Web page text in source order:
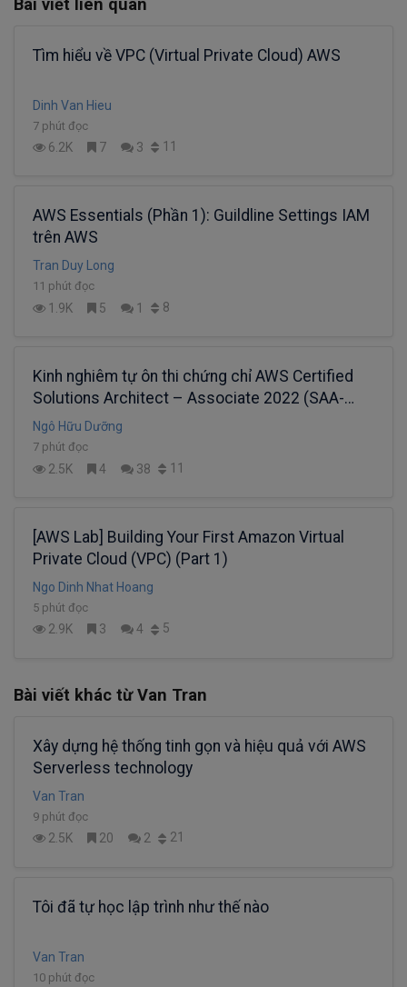
Tìm hiểu về VPC (Virtual Private Cloud) AWS
Dinh Van Hieu
7 phút đọc
6.2K 7 3 11
AWS Essentials (Phần 1): Guildline Settings IAM
trên AWS
Tran Duy Long
11 phút đọc
1.9K 5 1 8
Kinh nghiêm tự ôn thi chứng chỉ AWS Certified
Solutions Architect – Associate 2022 (SAA-
C03)
Ngô Hữu Dưỡng
7 phút đọc
2.5K 4 38 11
[AWS Lab] Building Your First Amazon Virtual
Private Cloud (VPC) (Part 1)
Ngo Dinh Nhat Hoang
5 phút đọc
2.9K 3 4 5
Bài viết khác từ Van Tran
Xây dựng hệ thống tinh gọn và hiệu quả với AWS
Serverless technology
Van Tran
9 phút đọc
2.5K 20 2 21
Tôi đã tự học lập trình như thế nào
Van Tran
10 phút đọc